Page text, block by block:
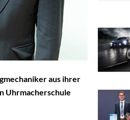
aus ihrer
Uhrmacherschule